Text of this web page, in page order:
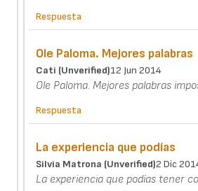
Respuesta
Ole Paloma. Mejores palabras
Cati (unverified)12 Jun 2014
Ole Paloma. Mejores palabras
Respuesta
La experiencia que podías
Silvia Matrona (unverified)2 Dic
La experiencia que podías tener